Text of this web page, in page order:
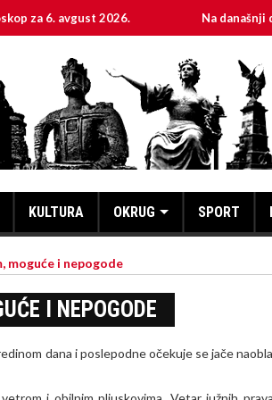
avgust 2026. Na današnji dan, 6.
KULTURA OKRUG SPORT
moguće i nepogode
I NEPOGODE
dana i poslepodne očekuje se jače